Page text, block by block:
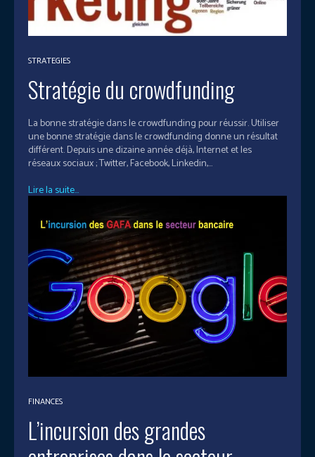
STRATEGIES
Stratégie du crowdfunding
La bonne stratégie dans le crowdfunding pour réussir. Utiliser
une bonne stratégie dans le crowdfunding donne un résultat
différent. Depuis une dizaine année déjà, Internet et les
réseaux sociaux ; Twitter, Facebook, Linkedin,...
Lire la suite...
FINANCES
L’incursion des grandes